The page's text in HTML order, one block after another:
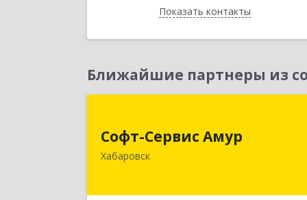
Показать контакты
Назад
Ближайшие партнеры из
Софт-Сервис Амур
Хабаровск
680000, Хабаровский край, Хабаровск
г, Муравьева-Амурского ул., дом № 4,